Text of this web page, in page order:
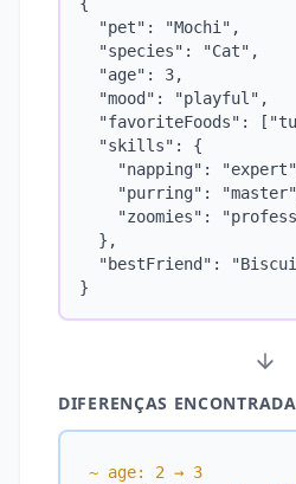
  "pet": "Mochi",
  "species": "Cat",
  "age": 3,
  "mood": "playful",
"favoriteFoods":
  "skills": {
"napping":
"purring":
"zoomies":
  },
"bestFriend":
}
DIFERENÇAS
~ age: 2 → 3